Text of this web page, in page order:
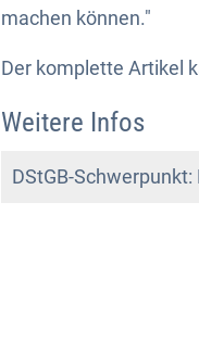
machen können."
Der komplette Artikel
Weitere Infos
DStGB-